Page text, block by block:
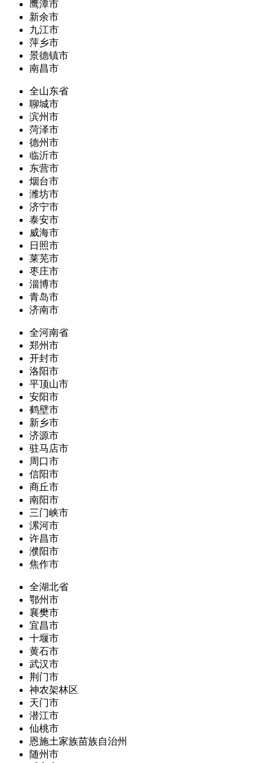
鹰潭市
新余市
九江市
萍乡市
景德镇市
南昌市
全山东省
聊城市
滨州市
菏泽市
德州市
临沂市
东营市
烟台市
潍坊市
济宁市
泰安市
威海市
日照市
莱芜市
枣庄市
淄博市
青岛市
济南市
全河南省
郑州市
开封市
洛阳市
平顶山市
安阳市
鹤壁市
新乡市
济源市
驻马店市
周口市
信阳市
商丘市
南阳市
三门峡市
漯河市
许昌市
濮阳市
焦作市
全湖北省
鄂州市
襄樊市
宜昌市
十堰市
黄石市
武汉市
荆门市
神农架林区
天门市
潜江市
仙桃市
恩施土家族苗族自治州
随州市